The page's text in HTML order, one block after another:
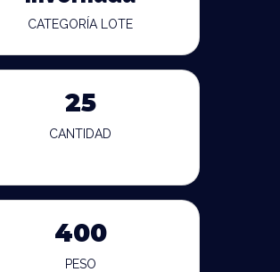
CATEGORÍA LOTE
25
CANTIDAD
400
PESO